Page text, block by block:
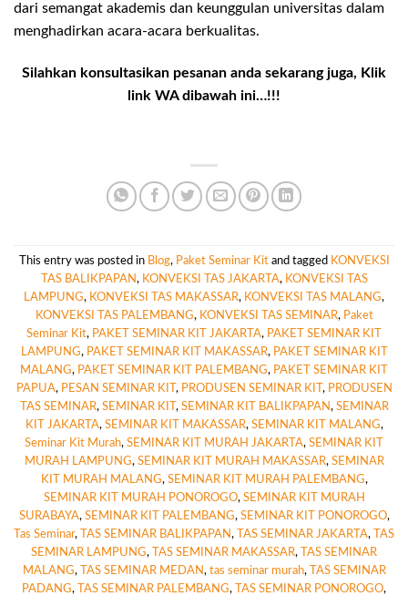
dari semangat akademis dan keunggulan universitas dalam
menghadirkan acara-acara berkualitas.
Silahkan konsultasikan pesanan anda sekarang juga, Klik
link WA dibawah ini…!!!
This entry was posted in Blog, Paket Seminar Kitand tagged KONVEKSI
TAS BALIKPAPAN, KONVEKSI TAS JAKARTA, KONVEKSI TAS
LAMPUNG, KONVEKSI TAS MAKASSAR, KONVEKSI TAS MALANG,
KONVEKSI TAS PALEMBANG, KONVEKSI TAS SEMINAR, Paket
Seminar Kit, PAKET SEMINAR KIT JAKARTA, PAKET SEMINAR KIT
LAMPUNG, PAKET SEMINAR KIT MAKASSAR, PAKET SEMINAR KIT
MALANG, PAKET SEMINAR KIT PALEMBANG, PAKET SEMINAR KIT
PAPUA, PESAN SEMINAR KIT , PRODUSEN SEMINAR KIT , PRODUSEN
TAS SEMINAR, SEMINAR KIT , SEMINAR KIT BALIKPAPAN, SEMINAR
KIT JAKARTA, SEMINAR KIT MAKASSAR, SEMINAR KIT MALANG,
Seminar Kit Murah, SEMINAR KIT MURAH JAKARTA, SEMINAR KIT
MURAH LAMPUNG, SEMINAR KIT MURAH MAKASSAR, SEMINAR
KIT MURAH MALANG, SEMINAR KIT MURAH PALEMBANG,
SEMINAR KIT MURAH PONOROGO, SEMINAR KIT MURAH
SURABAYA, SEMINAR KIT PALEMBANG, SEMINAR KIT PONOROGO,
Tas Seminar, TAS SEMINAR BALIKPAPAN, TAS SEMINAR JAKARTA,
TAS
SEMINAR LAMPUNG, TAS SEMINAR MAKASSAR,
TAS SEMINAR
MALANG, TAS SEMINAR MEDAN, tas seminar murah,
TAS SEMINAR
PADANG, TAS SEMINAR PALEMBANG, TAS SEMINAR PONOROGO,